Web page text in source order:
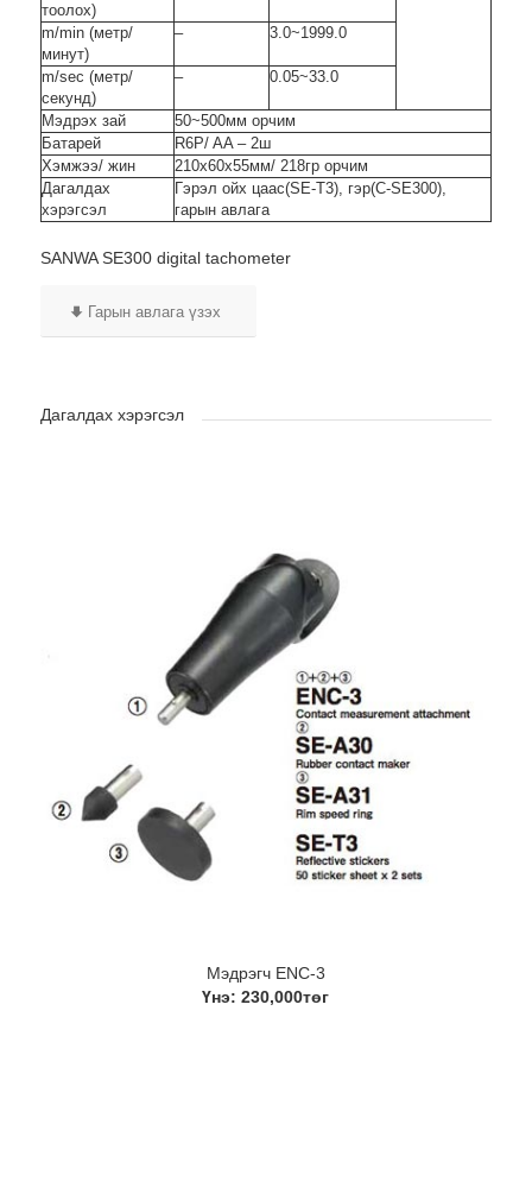
тоолоx)
m/min (метр/
минут)
– 3.0~1999.0
m/sec (метр/
секунд)
– 0.05~33.0
Мэдрэх зай
50~500мм орчим
Батарей
R6P/ AA – 2ш
Хэмжээ/ жин
210x60x55мм/ 218гр орчим
Дагалдах
хэрэгсэл
Гэрэл ойх цаас(SE-T3), гэр(C-SE300),
гарын авлага
SANWA SE300 digital tachometer
Гарын авлага үзэх
Дагалдах хэрэгсэл
Мэдрэгч ENC-3
Үнэ: 230,000төг